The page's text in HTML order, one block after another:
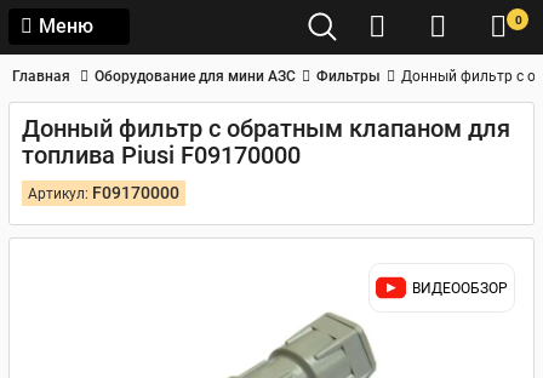
Меню 0
Главная Оборудование для мини АЗС Фильтры Донный фильтр с
Донный фильтр с обратным клапаном для
топлива Piusi F09170000
Артикул: F09170000
ВИДЕООБЗОР